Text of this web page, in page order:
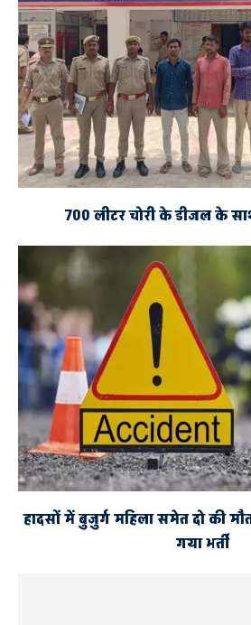
700 लीटर चोरी के डीजल के
हादसों में बुजुर्ग महिला समेत दो की
गया भर्ती